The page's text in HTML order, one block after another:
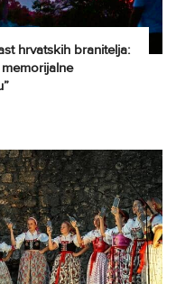
hrvatskih branitelja: